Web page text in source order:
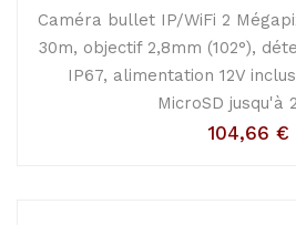
Caméra bullet IP/WiFi 2
30m, objectif 2,8mm (102°),
IP67, alimentation 12V
MicroSD jusqu'à
104,66 €